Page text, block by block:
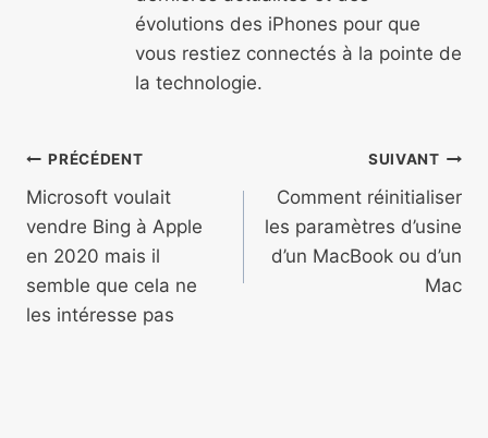
évolutions des iPhones pour que
vous restiez connectés à la pointe de
la technologie.
Navigation
de
l’article
PRÉCÉDENT
Microsoft voulait
vendre Bing à Apple
en 2020 mais il
semble que cela ne
les intéresse pas
SUIVANT
Comment réinitialiser
les paramètres d’usine
d’un MacBook ou d’un
Mac